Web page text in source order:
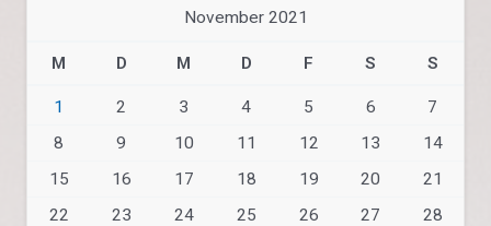
November 2021
M D M D F S S
1 2 3 4 5 6
7
8
9 10 11 12 13
14
15
16 17 18 19 20
21
22
23 24 25 26 27
28